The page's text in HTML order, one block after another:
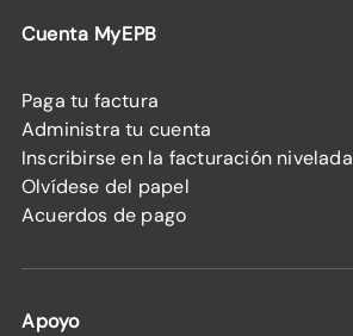
Cuenta MyEPB
Paga tu factura
Administra tu cuenta
Inscribirse en la facturación nivelada
Olvídese del papel
Acuerdos de pago
Apoyo